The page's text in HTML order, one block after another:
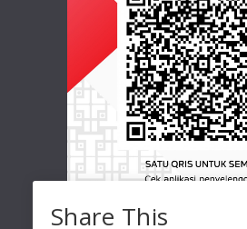
Share This